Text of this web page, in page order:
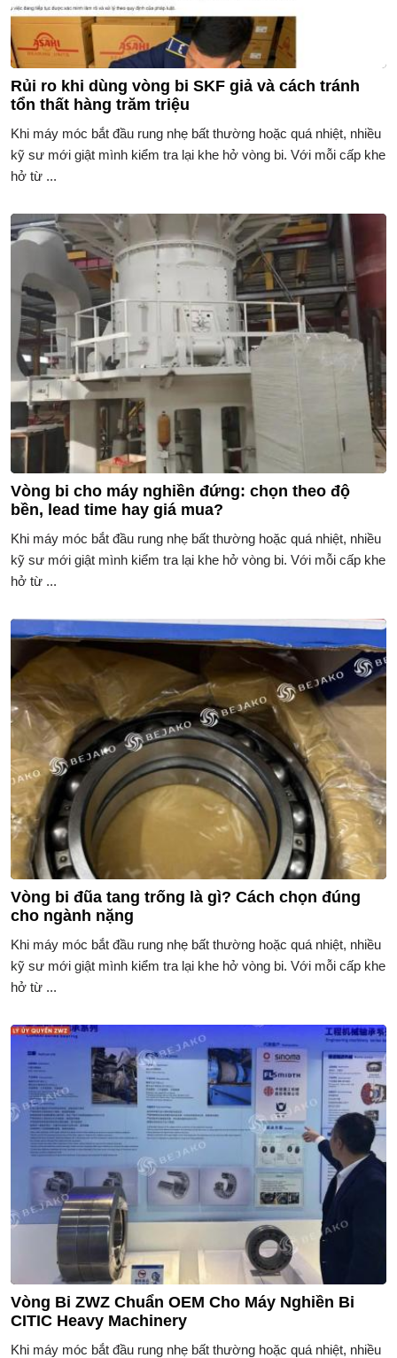
Rủi ro khi dùng vòng bi SKF giả và cách tránh
tổn thất hàng trăm triệu
Khi máy móc bắt đầu rung nhẹ bất thường hoặc quá nhiệt, nhiều
kỹ sư mới giật mình kiểm tra lại khe hở vòng bi. Với mỗi cấp khe
hở từ ...
Vòng bi cho máy nghiền đứng: chọn theo độ
bền, lead time hay giá mua?
Khi máy móc bắt đầu rung nhẹ bất thường hoặc quá nhiệt, nhiều
kỹ sư mới giật mình kiểm tra lại khe hở vòng bi. Với mỗi cấp khe
hở từ ...
Vòng bi đũa tang trống là gì? Cách chọn đúng
cho ngành nặng
Khi máy móc bắt đầu rung nhẹ bất thường hoặc quá nhiệt, nhiều
kỹ sư mới giật mình kiểm tra lại khe hở vòng bi. Với mỗi cấp khe
hở từ ...
Vòng Bi ZWZ Chuẩn OEM Cho Máy Nghiền Bi
CITIC Heavy Machinery
Khi máy móc bắt đầu rung nhẹ bất thường hoặc quá nhiệt, nhiều